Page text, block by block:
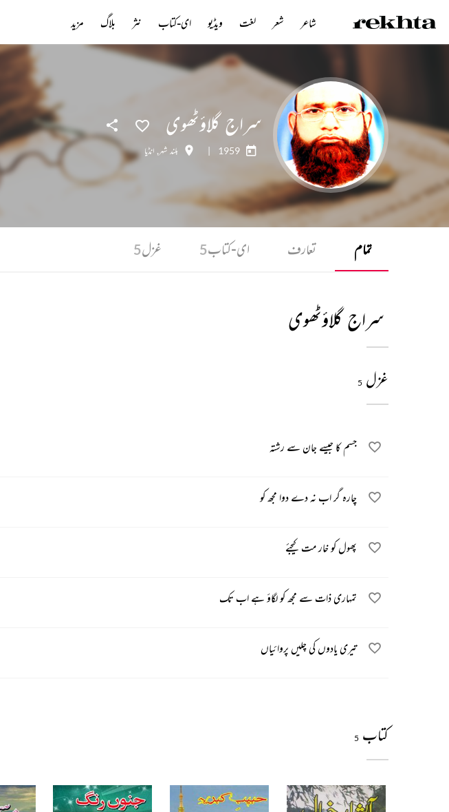
سراج گلاؤٹھوی
1959
| بلند شہر, انڈیا
تمام تعارف ای-کتاب5 غزل5
سراج گلاؤٹھوی
غزل 5
جسم کا جیسے جان سے رشتہ
چارہ گر اب نہ دے دوا مجھ کو
پھول کو خار مت کیجئے
تمہاری ذات سے مجھ کو لگاؤ ہے اب تک
تیری یادوں کی چلیں پروائیاں
کتاب 5
شاعر شعر لغت ویڈیو ای-کتاب نثر بلاگ مزید